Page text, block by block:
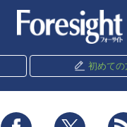
初めての
Facebook Twitter